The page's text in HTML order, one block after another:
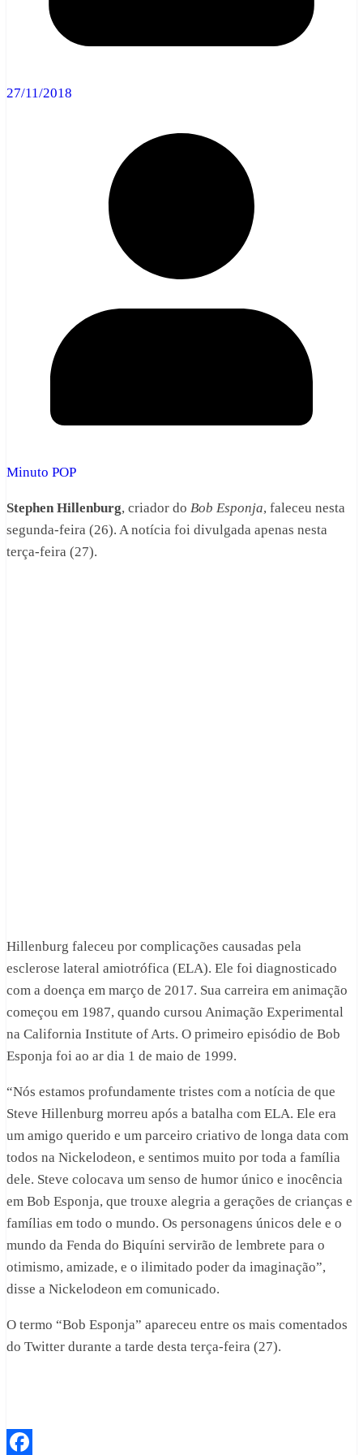
27/11/2018
Minuto POP
Stephen Hillenburg, criador do Bob Esponja, faleceu nesta
segunda-feira (26). A notícia foi divulgada apenas nesta
terça-feira (27).
Hillenburg faleceu por complicações causadas pela
esclerose lateral amiotrófica (ELA). Ele foi diagnosticado
com a doença em março de 2017. Sua carreira em animação
começou em 1987, quando cursou Animação Experimental
na California Institute of Arts. O primeiro episódio de Bob
Esponja foi ao ar dia 1 de maio de 1999.
“Nós estamos profundamente tristes com a notícia de que
Steve Hillenburg morreu após a batalha com ELA. Ele era
um amigo querido e um parceiro criativo de longa data com
todos na Nickelodeon, e sentimos muito por toda a família
dele. Steve colocava um senso de humor único e inocência
em Bob Esponja, que trouxe alegria a gerações de crianças e
famílias em todo o mundo. Os personagens únicos dele e o
mundo da Fenda do Biquíni servirão de lembrete para o
otimismo, amizade, e o ilimitado poder da imaginação”,
disse a Nickelodeon em comunicado.
O termo “Bob Esponja” apareceu entre os mais comentados
do Twitter durante a tarde desta terça-feira (27).